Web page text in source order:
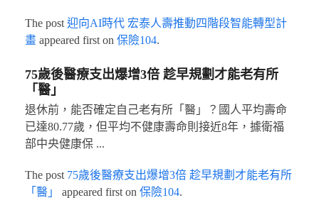
The post 迎向AI時代 宏泰人壽推動四階段智能轉型計
畫appeared first on 保險104.
75歲後醫療支出爆增3倍 趁早規劃才能老有所
「醫」
退休前，能否確定自己老有所「醫」？國人平均壽命
已達80.77歲，但平均不健康壽命則接近8年，據衛福
部中央健康保 ...
The post 75歲後醫療支出爆增3倍 趁早規劃才能老有所
「醫」
appeared first on 保險104.